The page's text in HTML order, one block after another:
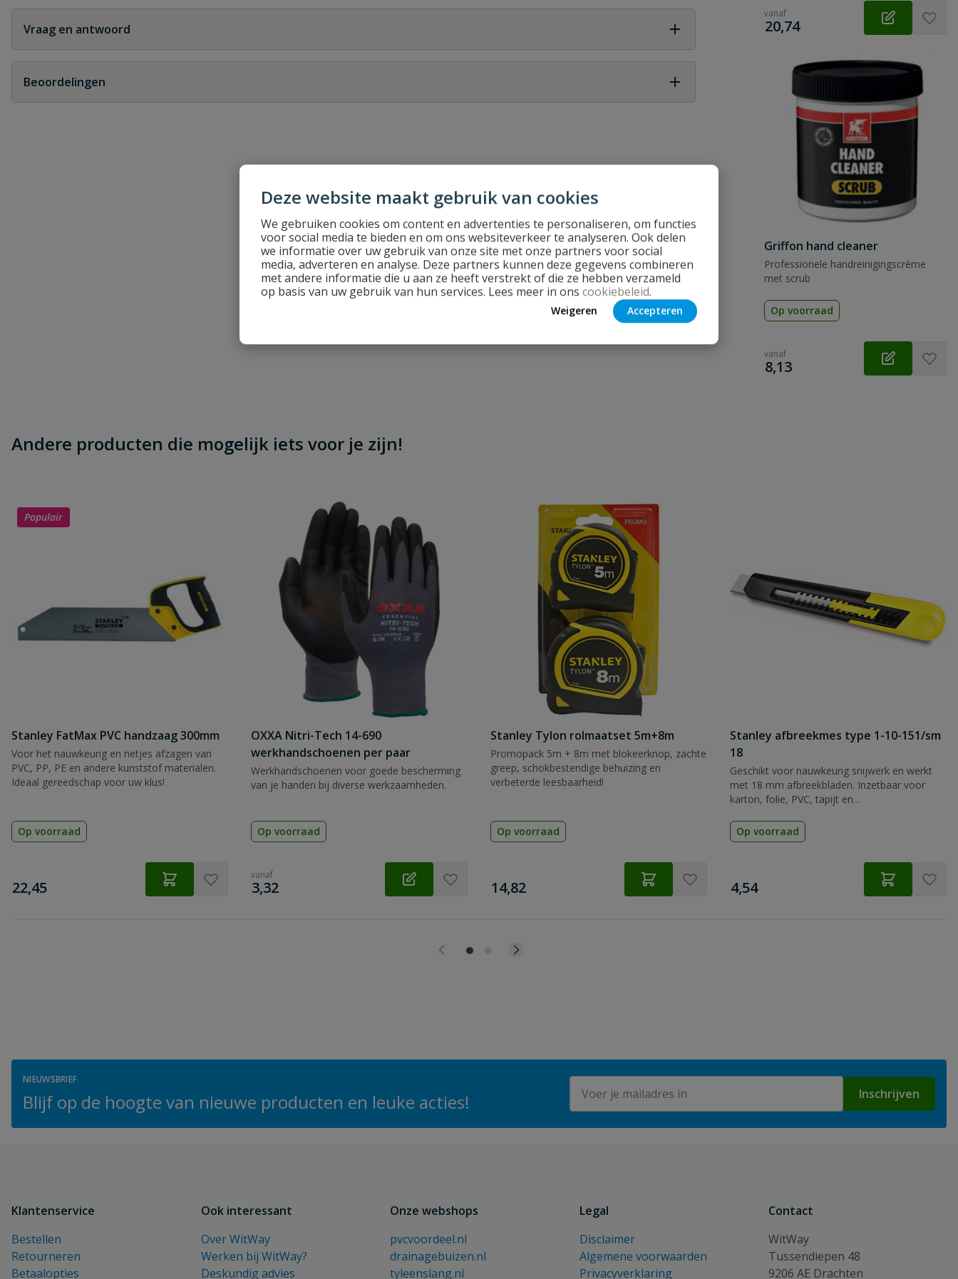
Deze website maakt gebruik van cookies
We gebruiken cookies om content en advertenties te personaliseren, om functies
voor social media te bieden en om ons websiteverkeer te analyseren. Ook delen
we informatie over uw gebruik van onze site met onze partners voor social
media, adverteren en analyse. Deze partners kunnen deze gegevens combineren
met andere informatie die u aan ze heeft verstrekt of die ze hebben verzameld
op basis van uw gebruik van hun services. Lees meer in ons cookiebeleid.
Weigeren Accepteren
Vraag en antwoord
Geen vragen
Beoordelingen
Beoordeling versturen
vanaf
€
20,74
Griffon hand cleaner
Professionele handreinigingscrème
met scrub
Op voorraad
vanaf
€
8,13
Andere producten die mogelijk iets voor je zijn!
Populair
Stanley FatMax PVC handzaag 300mm
Voor het nauwkeurig en netjes afzagen van
PVC, PP, PE en andere kunststof materialen.
Ideaal gereedschap voor uw klus!
Op voorraad
€
22,45
OXXA Nitri-Tech 14-690
werkhandschoenen per paar
Werkhandschoenen voor goede bescherming
van je handen bij diverse werkzaamheden.
Op voorraad
vanaf
€
3,32
Stanley Tylon rolmaatset 5m+8m
Promopack 5m + 8m met blokeerknop, zachte
greep, schokbestendige behuizing en
verbeterde leesbaarheid!
Op voorraad
€
14,82
Stanley afbreekmes type 1-10-151/sm
18
Geschikt voor nauwkeurig snijwerk en werkt
met 18 mm afbreekbladen. Inzetbaar voor
karton, folie, PVC, tapijt en
Op voorraad
€
4,54
NIEUWSBRIEF
Blijf op de hoogte van nieuwe producten en leuke acties! Inschrijven
Klantenservice
Bestellen
Retourneren
Betaalopties
Ook interessant
Over WitWay
Werken bij WitWay?
Deskundig advies
Onze webshops
pvcvoordeel.nl
drainagebuizen.nl
tyleenslang.nl
Legal
Disclaimer
Algemene voorwaarden
Privacyverklaring
Contact
WitWay
Tussendiepen 48
9206 AE Drachten